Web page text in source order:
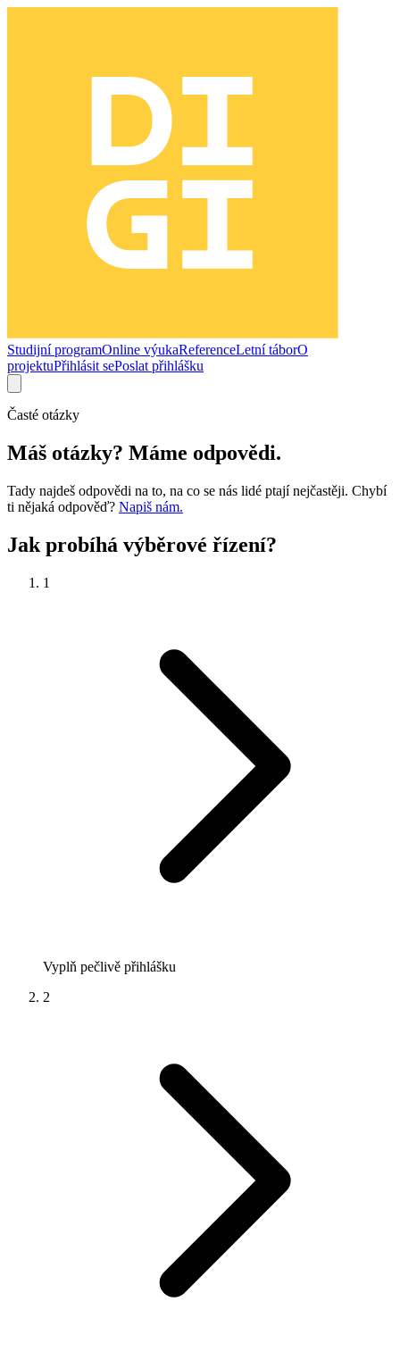
Studijní programOnline výukaReferenceLetní táborO
projektuPřihlásit sePoslat přihlášku
Časté otázky
Máš otázky? Máme odpovědi.
Tady najdeš odpovědi na to, na co se nás lidé ptají nejčastěji. Chybí
ti nějaká odpověď? Napiš nám.
Jak probíhá výběrové řízení?
1
Vyplň pečlivě přihlášku
2